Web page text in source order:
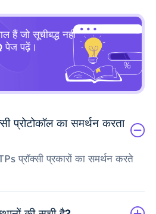
हैं जो सूचीबद्ध नहीं
पेज पढ़ें।
प्रोटोकॉल का समर्थन करता
प्रॉक्सी प्रकारों का समर्थन करते